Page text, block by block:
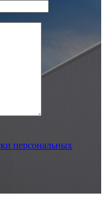
персональных